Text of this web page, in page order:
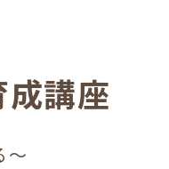
講座
～